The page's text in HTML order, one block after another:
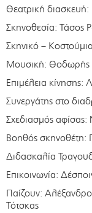
Θεατρική
Σκηνοθεσία: Τάσος
Σκηνικό –
Μουσική: Θοδωρής
Επιμέλεια
Συνεργάτης στο
Σχεδιασμός
Βοηθός σκηνοθέτη:
Διδασκαλία
Επικοινωνία:
Παίζουν:
Τότσκας